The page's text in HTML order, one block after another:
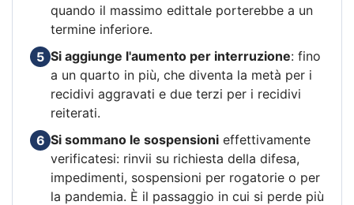
quando il massimo edittale porterebbe a un
termine inferiore.
5 Si aggiunge l'aumento per interruzione: fino
a un quarto in più, che diventa la metà per i
recidivi aggravati e due terzi per i recidivi
reiterati.
6 Si sommano le sospensioni effettivamente
verificatesi: rinvii su richiesta della difesa,
impedimenti, sospensioni per rogatorie o per
la pandemia. È il passaggio in cui si perde più